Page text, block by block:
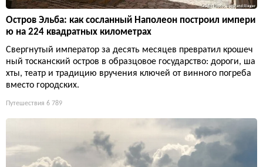
Остров Эльба: как сосланный Наполеон построил импери
ю на 224 квадратных километрах
Свергнутый император за десять месяцев превратил крошеч
ный тосканский остров в образцовое государство: дороги, ша
хты, театр и традицию вручения ключей от винного погреба
вместо городских.
Путешествия 6 789